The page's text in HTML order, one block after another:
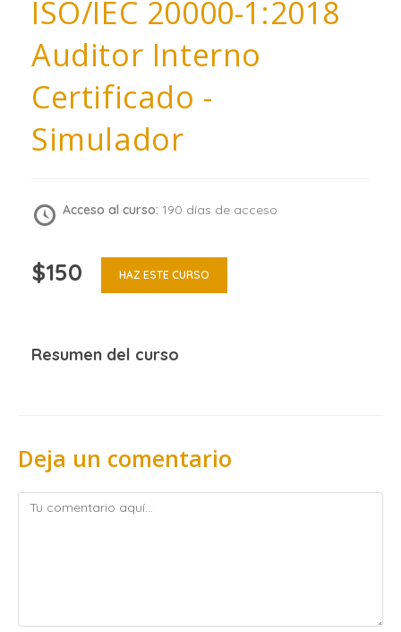
ISO/IEC 20000-1:2018
Auditor Interno
Certificado -
Simulador
Acceso al curso: 190 días de acceso
$150 HAZ ESTE CURSO
Resumen del curso
Deja un comentario